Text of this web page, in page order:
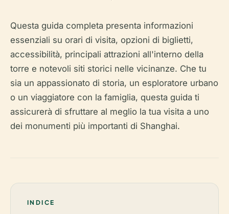
Questa guida completa presenta informazioni
essenziali su orari di visita, opzioni di biglietti,
accessibilità, principali attrazioni all'interno della
torre e notevoli siti storici nelle vicinanze. Che tu
sia un appassionato di storia, un esploratore urbano
o un viaggiatore con la famiglia, questa guida ti
assicurerà di sfruttare al meglio la tua visita a uno
dei monumenti più importanti di Shanghai.
INDICE